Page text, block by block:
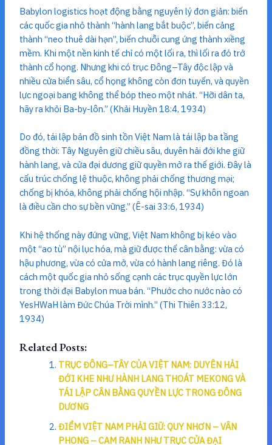
Babylon logistics hoạt động bằng nguyên lý đơn giản: biến
các quốc gia nhỏ thành “hành lang bắt buộc”, biến cảng
thành “neo thuê dài hạn”, biến chuỗi cung ứng thành xiềng
mềm. Khi một nền kinh tế chỉ có một lối ra, thì lối ra đó trở
thành cổ họng. Nhưng khi có trục Đông–Tây độc lập và
nhiều cửa biển sâu, cổ họng không còn đơn tuyến, và quyền
lực ngoại bang không thể bóp theo một nhát. “Hỡi dân ta,
hãy ra khỏi Ba-by-lôn.” (Khải Huyền 18:4, 1934)
Do đó, tái lập bản đồ sinh tồn Việt Nam là tái lập ba tầng
đồng thời: Tây Nguyên giữ chiều sâu, duyên hải đới khe giữ
hành lang, và cửa đại dương giữ quyền mở ra thế giới. Đây là
cấu trúc chống lệ thuộc, không phải chống thương mại;
chống bị khóa, không phải chống hội nhập. “Sự khôn ngoan
là điều cần cho sự bền vững.” (Ê-sai 33:6, 1934)
Khi hệ thống này đứng vững, Việt Nam không bị kéo vào
một “ao tù” nội lục hóa, mà giữ được thế cân bằng: vừa có
hậu phương, vừa có cửa mở, vừa có hành lang riêng. Đó là
cách một quốc gia nhỏ sống cạnh các trục quyền lực lớn
trong thời đại Babylon mua bán. “Phước cho nước nào có
YesHWaH làm Đức Chúa Trời mình.” (Thi Thiên 33:12,
1934)
Related Posts:
TRỤC ĐÔNG–TÂY CỦA VIỆT NAM: DUYÊN HẢI
ĐỚI KHE NHƯ HÀNH LANG THOÁT MEKONG VÀ
TÁI LẬP CÂN BẰNG QUYỀN LỰC TRONG ĐÔNG
DƯƠNG
ĐIỂM VIỆT NAM PHẢI GIỮ: QUY NHƠN – VÂN
PHONG – CAM RANH NHƯ TRỤC CỬA ĐẠI